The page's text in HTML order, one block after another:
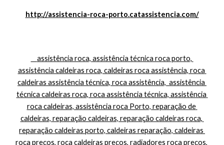
http://assistencia-roca-porto.catassistencia.com/
assistência caldeiras roca, caldeiras roca assistência, roca
caldeiras assistência técnica, roca assistência,  assistência
técnica caldeiras roca, roca assistência técnica, assistência
roca caldeiras, assistência roca Porto, reparação de
caldeiras, reparação caldeiras, reparação caldeiras roca,
reparação caldeiras porto, caldeiras reparação, caldeiras
roca preços, roca caldeiras preços, radiadores roca preços,